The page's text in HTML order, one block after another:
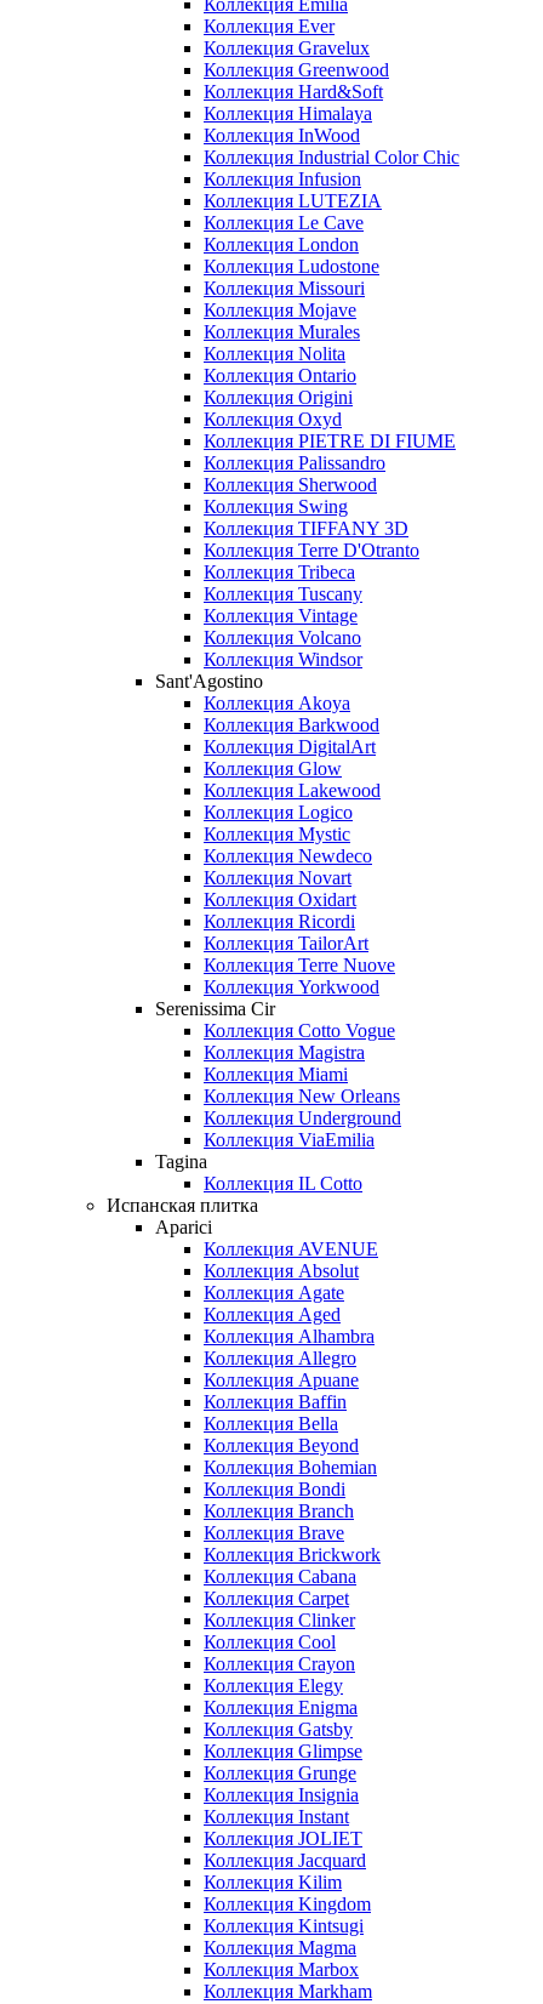
Коллекция Emilia
Коллекция Ever
Коллекция Gravelux
Коллекция Greenwood
Коллекция Hard&Soft
Коллекция Himalaya
Коллекция InWood
Коллекция Industrial Color Chic
Коллекция Infusion
Коллекция LUTEZIA
Коллекция Le Cave
Коллекция London
Коллекция Ludostone
Коллекция Missouri
Коллекция Mojave
Коллекция Murales
Коллекция Nolita
Коллекция Ontario
Коллекция Origini
Коллекция Oxyd
Коллекция PIETRE DI FIUME
Коллекция Palissandro
Коллекция Sherwood
Коллекция Swing
Коллекция TIFFANY 3D
Коллекция Terre D'Otranto
Коллекция Tribeca
Коллекция Tuscany
Коллекция Vintage
Коллекция Volcano
Коллекция Windsor
Sant'Agostino
Коллекция Akoya
Коллекция Barkwood
Коллекция DigitalArt
Коллекция Glow
Коллекция Lakewood
Коллекция Logico
Коллекция Mystic
Коллекция Newdeco
Коллекция Novart
Коллекция Oxidart
Коллекция Ricordi
Коллекция TailorArt
Коллекция Terre Nuove
Коллекция Yorkwood
Serenissima Cir
Коллекция Cotto Vogue
Коллекция Magistra
Коллекция Miami
Коллекция New Orleans
Коллекция Underground
Коллекция ViaEmilia
Tagina
Коллекция IL Cotto
Испанская плитка
Aparici
Коллекция AVENUE
Коллекция Absolut
Коллекция Agate
Коллекция Aged
Коллекция Alhambra
Коллекция Allegro
Коллекция Apuane
Коллекция Baffin
Коллекция Bella
Коллекция Beyond
Коллекция Bohemian
Коллекция Bondi
Коллекция Branch
Коллекция Brave
Коллекция Brickwork
Коллекция Cabana
Коллекция Carpet
Коллекция Clinker
Коллекция Cool
Коллекция Crayon
Коллекция Elegy
Коллекция Enigma
Коллекция Gatsby
Коллекция Glimpse
Коллекция Grunge
Коллекция Insignia
Коллекция Instant
Коллекция JOLIET
Коллекция Jacquard
Коллекция Kilim
Коллекция Kingdom
Коллекция Kintsugi
Коллекция Magma
Коллекция Marbox
Коллекция Markham